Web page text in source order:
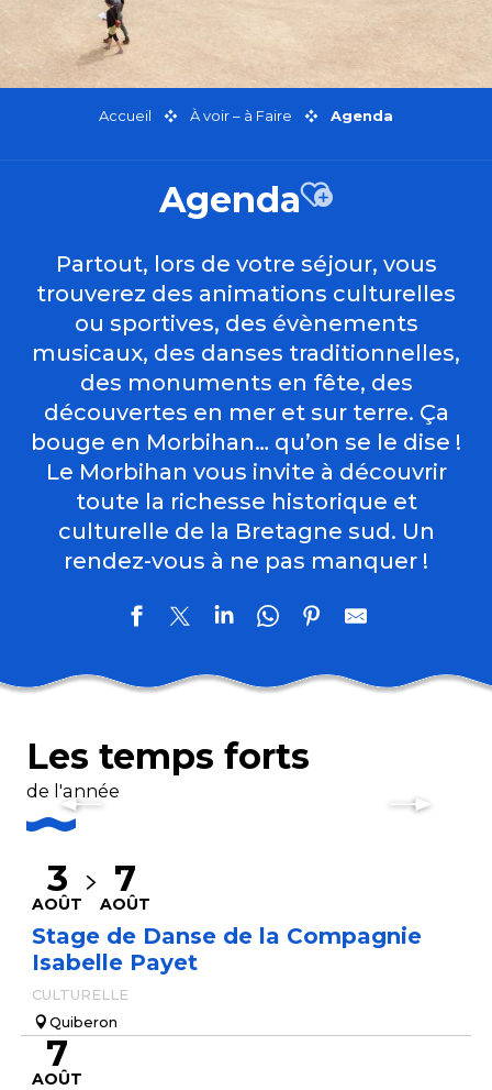
Accueil À voir – à Faire Agenda
AgendaAjouter aux
Partout, lors de votre séjour, vous
trouverez des animations culturelles
ou sportives, des évènements
musicaux, des danses traditionnelles,
des monuments en fête, des
découvertes en mer et sur terre. Ça
bouge en Morbihan… qu’on se le dise !
Le Morbihan vous invite à découvrir
toute la richesse historique et
culturelle de la Bretagne sud. Un
rendez-vous à ne pas manquer !
Les temps forts
de l'annéeLes grands évènements
Lire la suite
3
AOÛT
7
AOÛT
Stage de Danse de la Compagnie
Isabelle Payet
CULTURELLE
Quiberon
7
AOÛT